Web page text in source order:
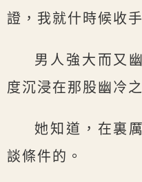
證，我就什時候收
男人強大而又
度沉浸在那股幽冷之
她知道，在裏
談條件的。